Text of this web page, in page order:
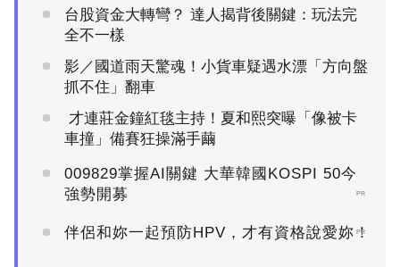
台股資金大轉彎？ 達人揭背後關鍵：玩法完
全不一樣
影／國道雨天驚魂！小貨車疑遇水漂「方向盤
抓不住」翻車
車撞」備賽狂操滿手繭
009829掌握AI關鍵 大華韓國KOSPI 50今
強勢開募
PR
伴侶和妳一起預防HPV，才有資格說愛妳！
PR